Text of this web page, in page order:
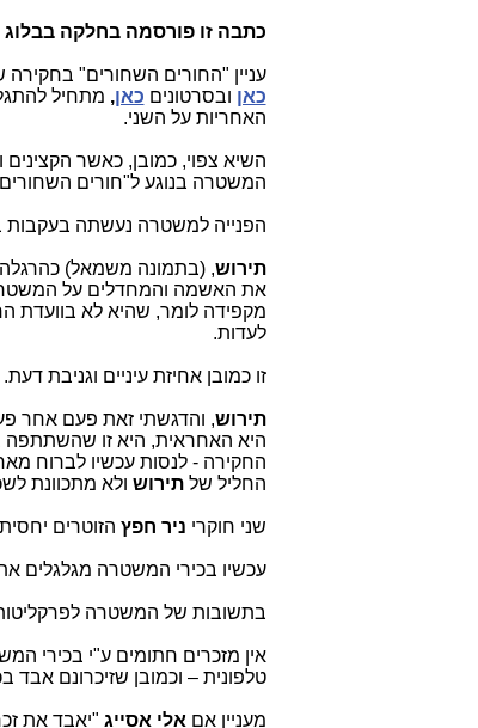
כתבה זו פורסמה בחלקה בבלוג
עניין "החורים השחורים"
כאן ובסרטונים כאן, מתחיל
האחריות על השני.
השיא צפוי, כמובן, כאשר הקצינים
המשטרה בנוגע ל"חורים
הפנייה למשטרה נעשתה בעקבות
תירוש, (בתמונה משמאל)
את האשמה והמחדלים על
מקפידה לומר, שהיא לא בוועדת
לעדות.
זו כמובן אחיזת עיניים וגניבת דעת.
תירוש, והדגשתי זאת פעם אחר פעם,
החקירה - לנסות עכשיו לברוח
החליל שלתירוש ולא מתכוונת
שני חוקרי ניר חפץ הזוטרים
עכשיו בכירי המשטרה מגלגלים
בתשובות של המשטרה
אין מזכרים חתומים ע"י בכירי
טלפונית – וכמובן שזיכרונם אבד
מעניין אם אלי אסייג "יאבד את